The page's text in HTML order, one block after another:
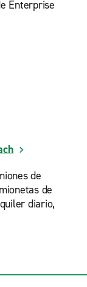
Enterprise
de
de
diario,